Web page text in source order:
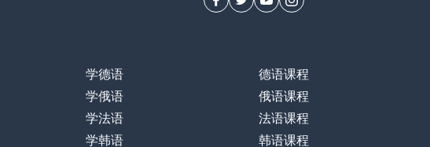
学德语
学俄语
学法语
学韩语
德语课程
俄语课程
法语课程
韩语课程